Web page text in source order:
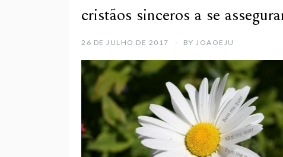
cristãos sinceros a se
26 DE JULHO DE 2017 BY JOAOEJU